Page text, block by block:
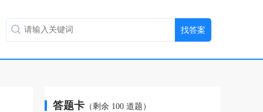
答题卡 （剩余 100 道题）